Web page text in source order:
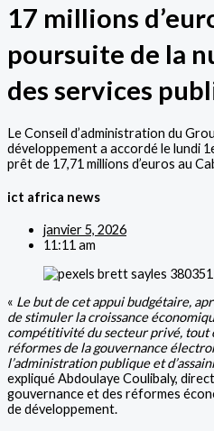
17 millions
poursuite de la
des services
Le Conseil d’administration du
développement a accordé le lundi
prêt de 17,71 millions d’euros au
ict africa news
janvier 5, 2026
11:11 am
« Le but de cet appui budgétaire,
de stimuler la croissance
compétitivité du secteur privé, tout
réformes de la gouvernance
l’administration publique et
expliqué Abdoulaye Coulibaly,
gouvernance et des réformes
de développement.